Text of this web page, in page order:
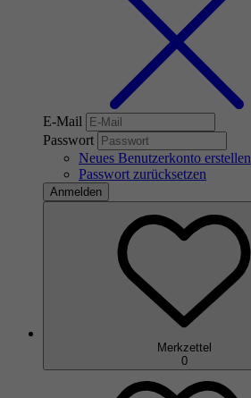
E-Mail
Passwort
Neues Benutzerkonto erstellen
Passwort zurücksetzen
Anmelden
Merkzettel
0